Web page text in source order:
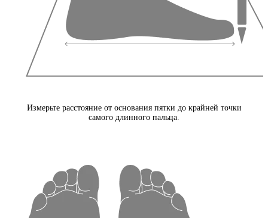
Измерьте расстояние от основания пятки до крайней точки
самого длинного пальца.